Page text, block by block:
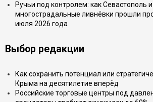
Ручьи под контролем: как Севастополь и
многострадальные ливнёвки прошли
июля 2026 года
Выбор редакции
Как сохранить потенциал или
Крыма на десятилетие вперёд
Российские торговые центры под